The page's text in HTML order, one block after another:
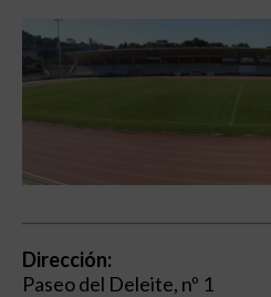
Dirección:
Paseo del Deleite, nº 1